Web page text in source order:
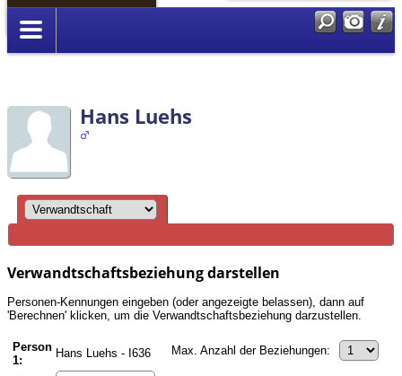
Anmelden
Hans Luehs
Verwandtschaftsbeziehung darstellen
Personen-Kennungen eingeben (oder angezeigte belassen), dann auf
'Berechnen' klicken, um die Verwandtschaftsbeziehung darzustellen.
Person
1:
Hans Luehs - I636 Max. Anzahl der Beziehungen: